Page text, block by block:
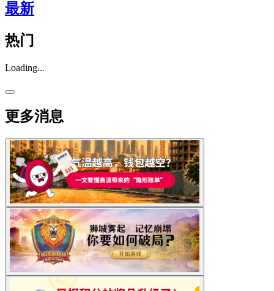
最新
热门
Loading...
更多消息